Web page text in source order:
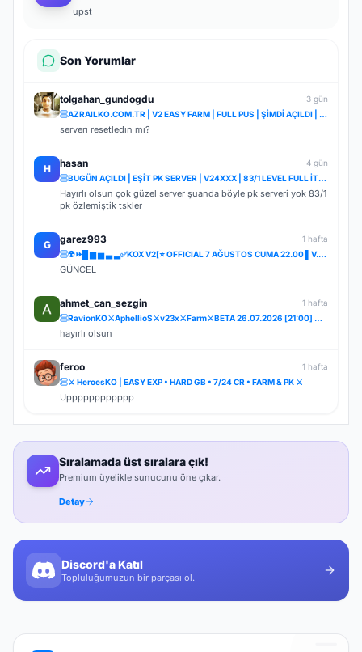
upst
Son Yorumlar
tolgahan_gundogdu
3 gün
AZRAILKO.COM.TR | V2 EASY FARM | FULL PUS | ŞİMDİ AÇILDI | İNDİR BAŞLA
serverı resetledın mı?
H hasan
4 gün
BUGÜN AÇILDI | EŞİT PK SERVER | V24XXX | 83/1 LEVEL FULL İTEM | İTEM SATIŞI YOKTUR
Hayırlı olsun çok güzel server şuanda böyle pk serveri yok 83/1
pk özlemiştik tskler
G garez993
1 hafta
☢️⏩█ ▆ ▅ ▃ ▂✅KOX V2[⭐ OFFICIAL 7 AĞUSTOS CUMA 22.00 ▌V.2⭐] ✅ ⚔️⋆ BOL ETKİNLİK ⋆⚔️ ⋆ LIGHT FARM ⚔️
GÜNCEL
ahmet_can_sezgin
1 hafta
RavionKO⚔️AphellioS⚔️v23x⚔️Farm⚔️BETA 26.07.2026 [21:00] ⚔️OFFİCAL 31.07.2026 [21:00]⚔️Bakiye Ödüllü
hayırlı olsun
feroo
1 hafta
⚔️ HeroesKO | EASY EXP • HARD GB • 7/24 CR • FARM & PK ⚔️
Upppppppppppp
Sıralamada üst sıralara çık!
Premium üyelikle sunucunu öne çıkar.
Detay
Discord'a Katıl
Topluluğumuzun bir parçası ol.